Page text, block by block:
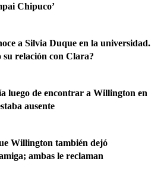
Chipuco’
a Silvia Duque en la universidad.
su relación con Clara?
luego de encontrar a Willington en
ausente
Willington también dejó
ambas le reclaman